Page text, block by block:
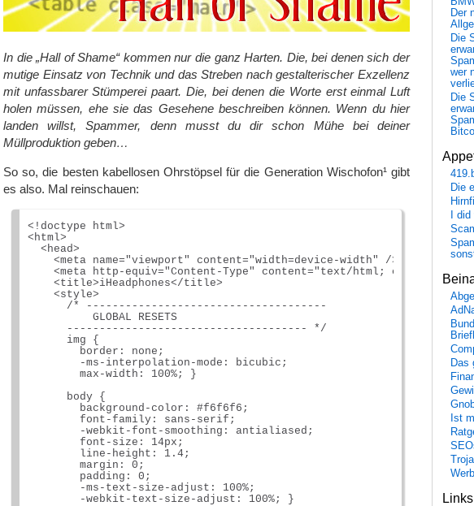
In die „Hall of Shame“ kommen nur die ganz Harten. Die, bei denen sich der
mutige Einsatz von Technik und das Streben nach gestalterischer Exzellenz
mit unfassbarer Stümperei paart. Die, bei denen die Worte erst einmal Luft
holen müssen, ehe sie das Gesehene beschreiben können. Wenn du hier
landen willst, Spammer, denn musst du dir schon Mühe bei deiner
Müllproduktion geben…
So so, die besten kabellosen Ohrstöpsel für die Generation Wischofon¹ gibt
es also. Mal reinschauen:
<!doctype html>
<html>
  <head>
    <meta name="viewport" content="width=device-width" />
<meta http-equiv="Content-Type" content="text/html; charset=UTF-
    <title>iHeadphones</title>
    <style>
      /* -------------------------------------
          GLOBAL RESETS
      ------------------------------------- */
      img {
        border: none;
        -ms-interpolation-mode: bicubic;
        max-width: 100%; }
      body {
        background-color: #f6f6f6;
        font-family: sans-serif;
        -webkit-font-smoothing: antialiased;
        font-size: 14px;
        line-height: 1.4;
        margin: 0;
        padding: 0;
        -ms-text-size-adjust: 100%;
        -webkit-text-size-adjust: 100%; }
Der
Die
wer
Die
Die
I
Das
Ist